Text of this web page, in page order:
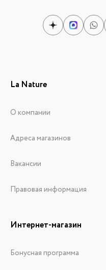
La Nature
О компании
Адреса магазинов
Вакансии
Правовая информация
Интернет-магазин
Бонусная программа